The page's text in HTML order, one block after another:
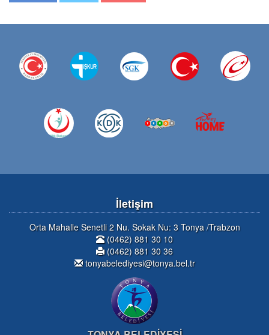
İletişim
Orta Mahalle Senetli 2 Nu. Sokak Nu: 3 Tonya /Trabzon
(0462) 881 30 10
(0462) 881 30 36
tonyabelediyesi@tonya.bel.tr